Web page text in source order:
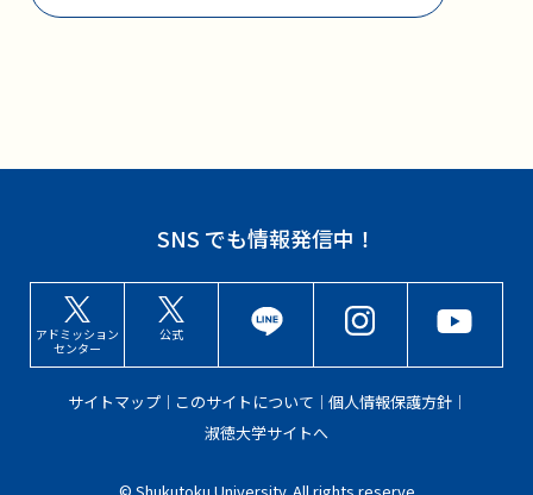
SNS でも情報発信中！
アドミッション
センター
公式
サイトマップ このサイトについて
個人情報保護方針
淑徳大学サイトへ